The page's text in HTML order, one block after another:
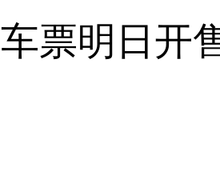
票明日开